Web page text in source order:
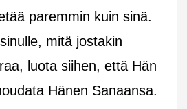
paremmin kuin sinä.
mitä jostakin
luota siihen, että Hän
Hänen Sanaansa.